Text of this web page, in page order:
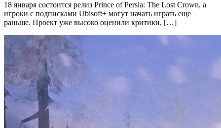
18 января состоится релиз Prince of Persia: The Lost Crown, а
игроки с подписками Ubisoft+ могут начать играть еще
раньше. Проект уже высоко оценили критики, […]